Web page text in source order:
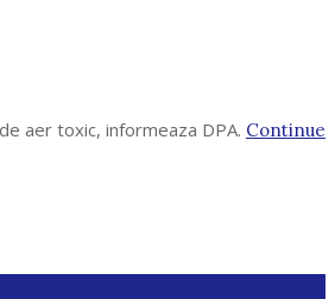
aer toxic, informeaza DPA. Continue